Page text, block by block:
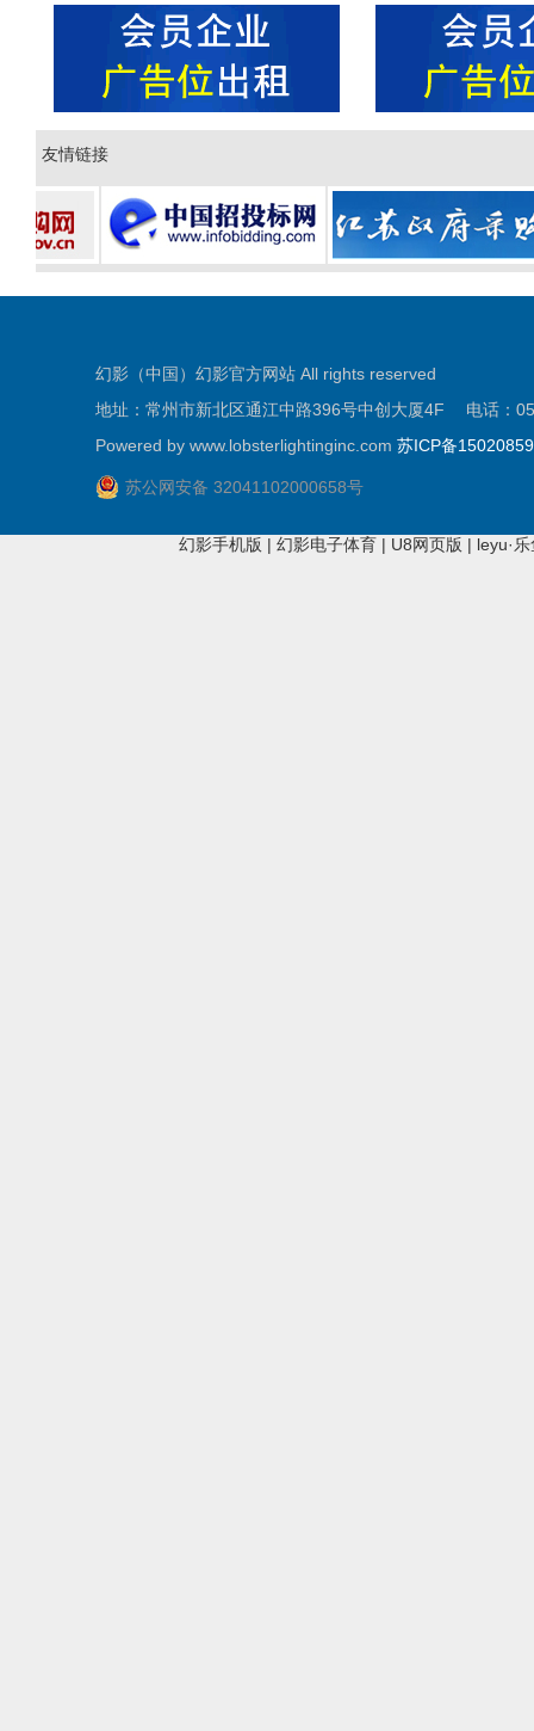
友情链接
幻影（中国）幻影官方网站 All rights reserved
地址：常州市新北区通江中路396号中创大厦4F 电话：
Powered by www.lobsterlightinginc.com 苏ICP备
苏公网安备 32041102000658号
幻影手机版 | 幻影电子体育| U8网页版 | leyu·